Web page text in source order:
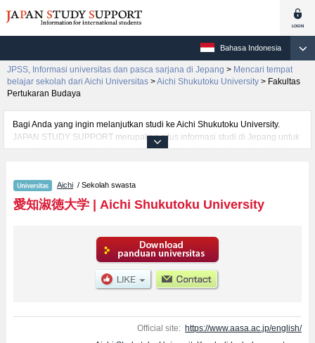
Bahasa Indonesia
JPSS, Informasi universitas dan pasca sarjana di Jepang > Mencari tempat
belajar sekolah dari Aichi Universitas >Aichi Shukutoku University > Fakultas
Pertukaran Budaya
Bagi Anda yang ingin melanjutkan studi ke Aichi Shukutoku University.
JAPAN STUDY SUPPORT merupakan situs informasi studi di Jepang untuk
para pelajar/mahasiswa(i) mancanegara yang dikelola bersama oleh The
Pertukaran BudayaatauFakultas Fakultas BisnisatauFakultas Fakultas
Komunikasi GlobalatauFakultas Center for Japanese Language and
CultureatauFakultas LettersatauFakultas Human InformaticsatauFakultas
and Medical SciencesatauFakultas Food and Health SciencesatauFakultas
Human ServicesatauFakultas Education (tentative translation)atauFakultas
Architecture (tentative translation), Aichi Shukutoku University. Bagi yang
mencari informasi melanjutkan studi ke Aichi Shukutoku University, silakan
memanfaatkannya. Selain itu, kami juga menyediakan informasi sekitar
siap menerima mahasiswa(i) mancanegara.
Aichi / Sekolah swasta
愛知淑徳大学| Aichi Shukutoku University
Official site: https://www.aasa.ac.jp/english/